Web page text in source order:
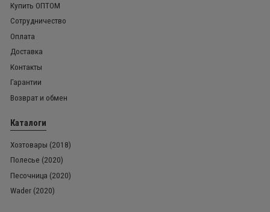
Купить ОПТОМ
Сотрудничество
Оплата
Доставка
Контакты
Гарантии
Возврат и обмен
Каталоги
Хозтовары (2018)
Полесье (2020)
Песочница (2020)
Wader (2020)